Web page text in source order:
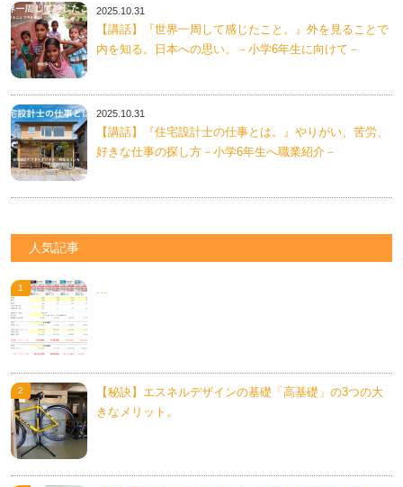
2025.10.31
【講話】『世界一周して感じたこと。』外を見ることで
内を知る。日本への思い。－小学6年生に向けて－
2025.10.31
【講話】『住宅設計士の仕事とは。』やりがい、苦労、
好きな仕事の探し方－小学6年生へ職業紹介－
人気記事
...
【秘訣】エスネルデザインの基礎「高基礎」の3つの大
きなメリット。